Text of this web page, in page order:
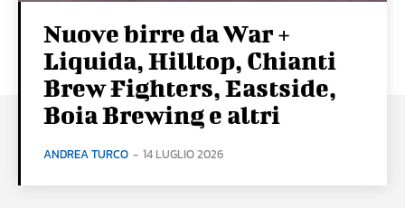
Nuove birre da War +
Liquida, Hilltop, Chianti
Brew Fighters, Eastside,
Boia Brewing e altri
ANDREA TURCO - 14 LUGLIO 2026